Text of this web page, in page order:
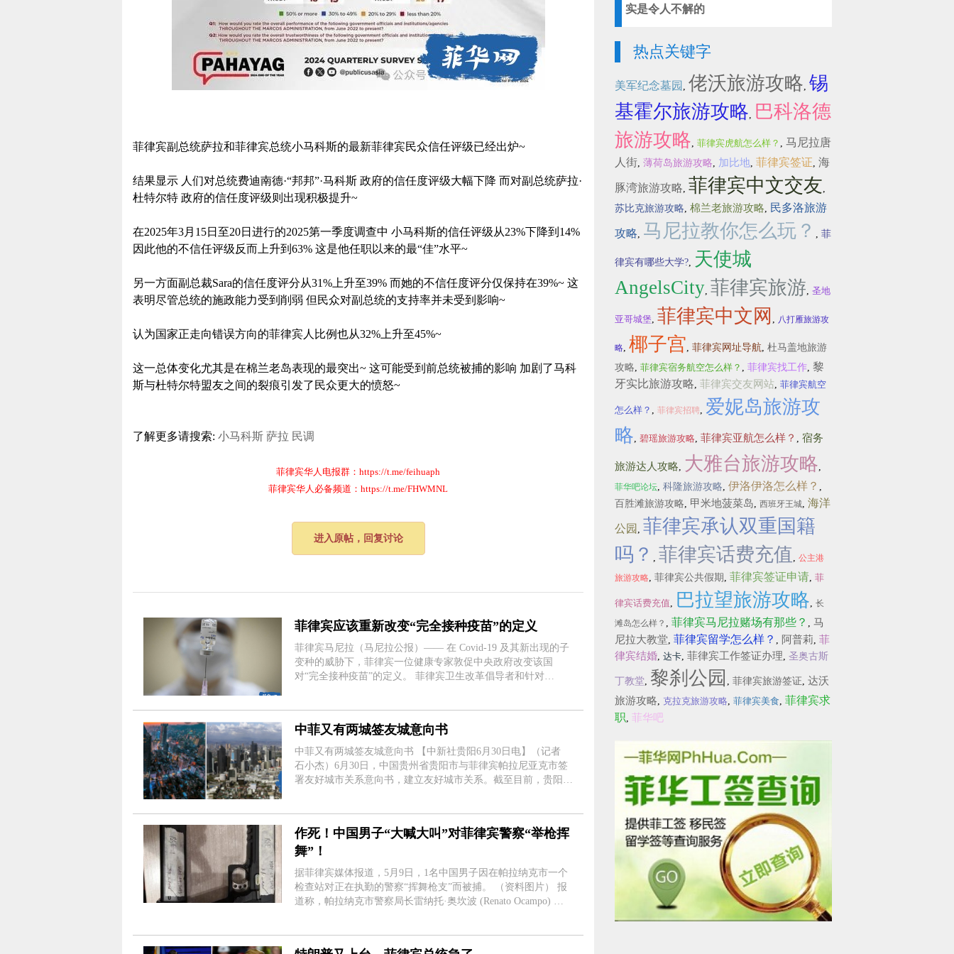
菲律宾副总统萨拉和菲律宾总统小马科斯的最新菲律宾民众信任评级已经出炉~
结果显示 人们对总统费迪南德·“邦邦”·马科斯 政府的信任度评级大幅下降 而对副总统萨拉·
杜特尔特 政府的信任度评级则出现积极提升~
在2025年3月15日至20日进行的2025第一季度调查中 小马科斯的信任评级从23%下降到14%
因此他的不信任评级反而上升到63% 这是他任职以来的最“佳”水平~
另一方面副总裁Sara的信任度评分从31%上升至39% 而她的不信任度评分仅保持在39%~ 这
表明尽管总统的施政能力受到削弱 但民众对副总统的支持率并未受到影响~
认为国家正走向错误方向的菲律宾人比例也从32%上升至45%~
这一总体变化尤其是在棉兰老岛表现的最突出~ 这可能受到前总统被捕的影响 加剧了马科
斯与杜特尔特盟友之间的裂痕引发了民众更大的愤怒~
了解更多请搜索: 小马科斯 萨拉 民调
菲律宾华人电报群：https://t.me/feihuaph
菲律宾华人必备频道：https://t.me/FHWMNL
进入原帖，回复讨论
​菲律宾应该重新改变“完全接种疫苗”的定义
菲律宾马尼拉（马尼拉公报）—— 在 Covid-19 及其新出现的子
变种的威胁下，菲律宾一位健康专家敦促中央政府改变该国
对“完全接种疫苗”的定义。 菲律宾卫生改革倡导者和针对
中菲又有两城签友城意向书
中菲又有两城签友城意向书 【中新社贵阳6月30日电】（记者
石小杰）6月30日，中国贵州省贵阳市与菲律宾帕拉尼亚克市签
署友好城市关系意向书，建立友好城市关系。截至目前，贵阳市
作死！中国男子“大喊大叫”对菲律宾警察“举枪挥
舞”！
据菲律宾媒体报道，5月9日，1名中国男子因在帕拉纳克市一个
检查站对正在执勤的警察“挥舞枪支”而被捕。 （资料图片） 报
道称，帕拉纳克市警察局长雷纳托·奥坎波 (Renato Ocampo) 确
实是令人不解的
热点关键字
美军纪念墓园 , 佬沃旅游攻略, 锡
基霍尔旅游攻略, 巴科洛德
旅游攻略, 菲律宾虎航怎么样？ , 马尼拉唐
人街, 薄荷岛旅游攻略, 加比地, 菲律宾签证, 海
豚湾旅游攻略, 菲律宾中文交友,
苏比克旅游攻略, 棉兰老旅游攻略, 民多洛旅游
攻略, 马尼拉教你怎么玩？ , 菲
律宾有哪些大学?, 天使城
AngelsCity, 菲律宾旅游, 圣地
亚哥城堡, 菲律宾中文网 , 八打雁旅游攻
略, 椰子宫, 菲律宾网址导航, 杜马盖地旅游
攻略, 菲律宾宿务航空怎么样？ , 菲律宾找工作, 黎
牙实比旅游攻略, 菲律宾交友网站, 菲律宾航空
怎么样？ , 菲律宾招聘, 爱妮岛旅游攻
略, 碧瑶旅游攻略, 菲律宾亚航怎么样？ , 宿务
旅游达人攻略, 大雅台旅游攻略,
菲华吧论坛, 科隆旅游攻略, 伊洛伊洛怎么样？ ,
百胜滩旅游攻略, 甲米地菠菜岛, 西班牙王城, 海洋
公园 , 菲律宾承认双重国籍
吗？ , 菲律宾话费充值 , 公主港
旅游攻略, 菲律宾公共假期 , 菲律宾签证申请, 菲
律宾话费充值, 巴拉望旅游攻略, 长
滩岛怎么样？ , 菲律宾马尼拉赌场有那些？ , 马
尼拉大教堂, 菲律宾留学怎么样？ , 阿普莉, 菲
律宾结婚, 达卡, 菲律宾工作签证办理, 圣奥古斯
丁教堂, 黎刹公园 , 菲律宾旅游签证, 达沃
旅游攻略, 克拉克旅游攻略, 菲律宾美食, 菲律宾求
职, 菲华吧